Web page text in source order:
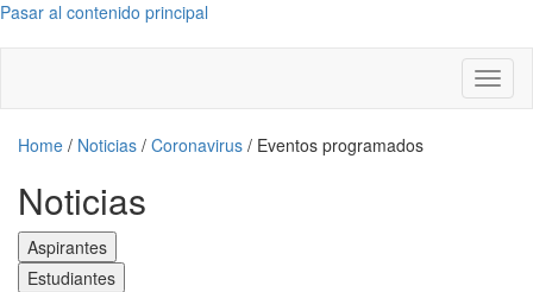
Pasar al contenido principal
Home / Noticias / Coronavirus / Eventos programados
Noticias
Aspirantes
Estudiantes